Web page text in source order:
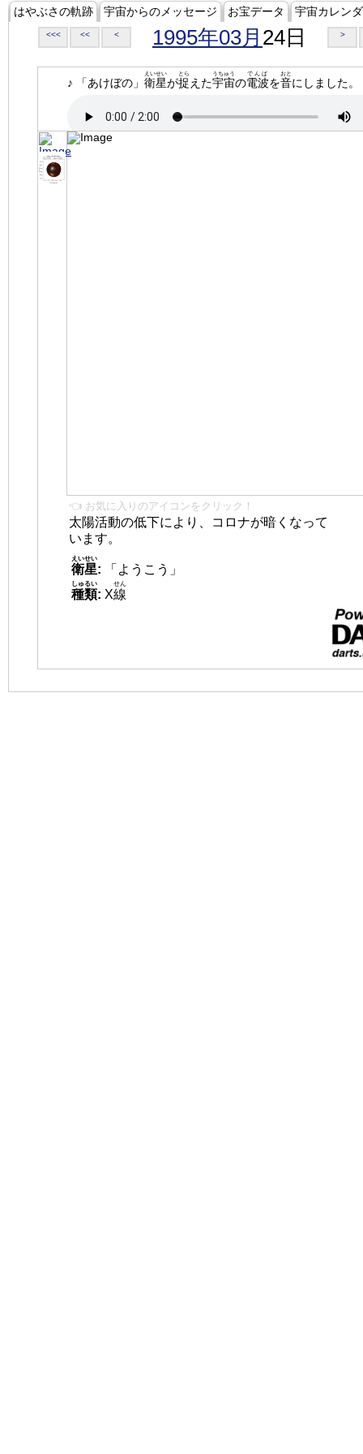
はやぶさの軌跡 宇宙からのメッセージ お宝データ 宇宙カレン
<<< << < 1995年03月 24日 >
♪ 「あけぼの」 衛星
えいせい
が捉
とら
えた宇宙
うちゅう
の電波
でんぱ
を音
おと
にしました。
👈 お気に入りのアイコンをクリック！
太陽活動の低下により、コロナが暗くなって
います。
衛星
えいせい
:
「ようこう」
種類
しゅるい
: X線
せん